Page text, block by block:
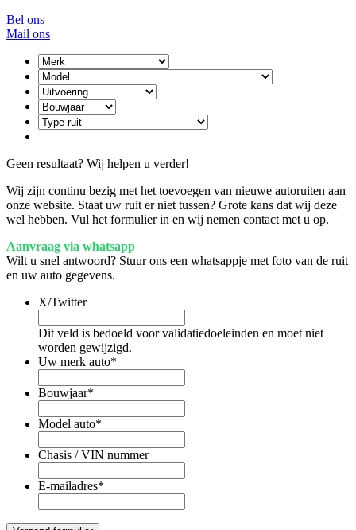
Bel ons
Mail ons
Geen resultaat? Wij helpen u verder!
Wij zijn continu bezig met het toevoegen van nieuwe autoruiten aan
onze website. Staat uw ruit er niet tussen? Grote kans dat wij deze
wel hebben. Vul het formulier in en wij nemen contact met u op.
Aanvraag via whatsapp
Wilt u snel antwoord? Stuur ons een whatsappje met foto van de ruit
en uw auto gegevens.
X/Twitter
Dit veld is bedoeld voor validatiedoeleinden en moet niet
worden gewijzigd.
Uw merk auto*
Bouwjaar*
Model auto*
Chasis / VIN nummer
E-mailadres*